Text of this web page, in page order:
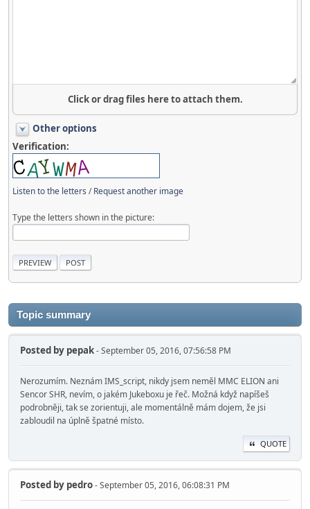
Click or drag files here to attach them.
Other options
Verification:
Listen to the letters /Request another image
Type the letters shown in the picture:
Topic summary
Posted by pepak- September 05, 2016, 07:56:58 PM
Nerozumím. Neznám IMS_script, nikdy jsem neměl MMC ELION ani
Sencor SHR, nevím, o jakém Jukeboxu je řeč. Možná když napíšeš
podrobněji, tak se zorientuji, ale momentálně mám dojem, že jsi
zabloudil na úplně špatné místo.
QUOTE
Posted by pedro- September 05, 2016, 06:08:31 PM